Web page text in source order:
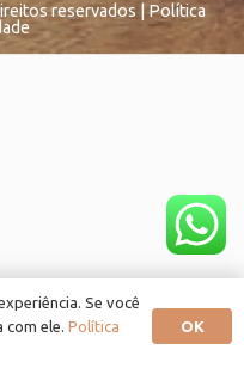
reservados | Política
Se você
com ele. Política
OK